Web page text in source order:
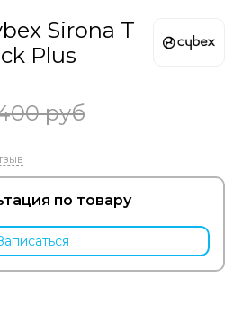
Sirona T
Plus
руб
по товару